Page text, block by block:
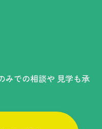
みでの相談や 見学も承